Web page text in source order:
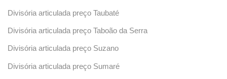
Divisória articulada preço Taubaté
Divisória articulada preço Taboão da Serra
Divisória articulada preço Suzano
Divisória articulada preço Sumaré